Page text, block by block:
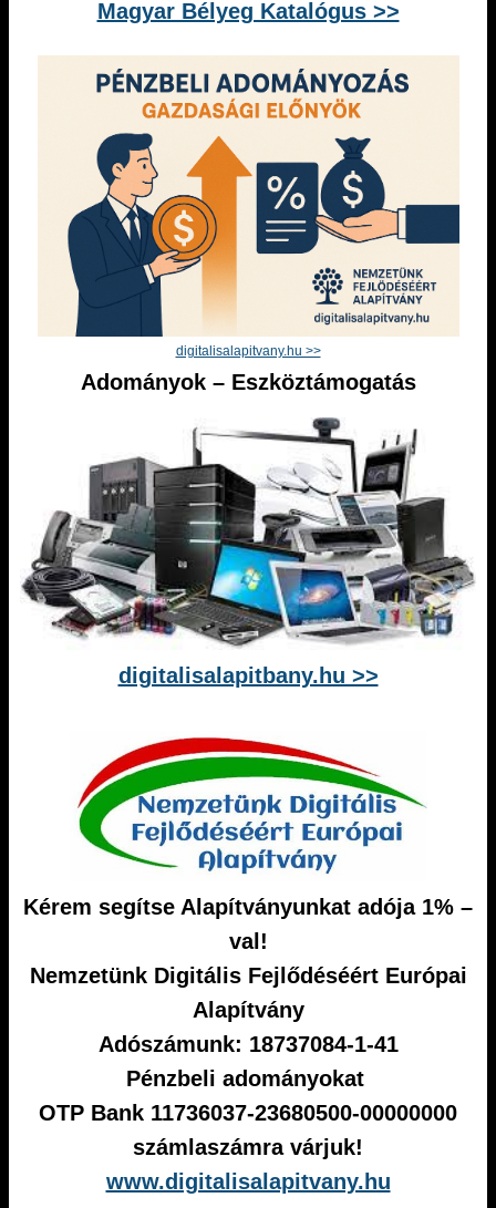
Magyar Bélyeg Katalógus >>
digitalisalapitvany.hu >>
Adományok – Eszköztámogatás
digitalisalapitbany.hu >>
Kérem segítse Alapítványunkat adója 1% –
val!
Nemzetünk Digitális Fejlődéséért Európai
Alapítvány
Adószámunk: 18737084-1-41
Pénzbeli adományokat
OTP Bank 11736037-23680500-00000000
számlaszámra várjuk!
www.digitalisalapitvany.hu